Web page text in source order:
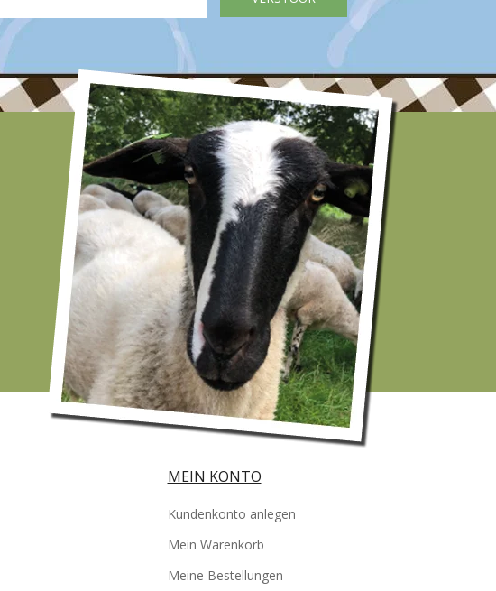
MEIN KONTO
Kundenkonto anlegen
Mein Warenkorb
Meine Bestellungen